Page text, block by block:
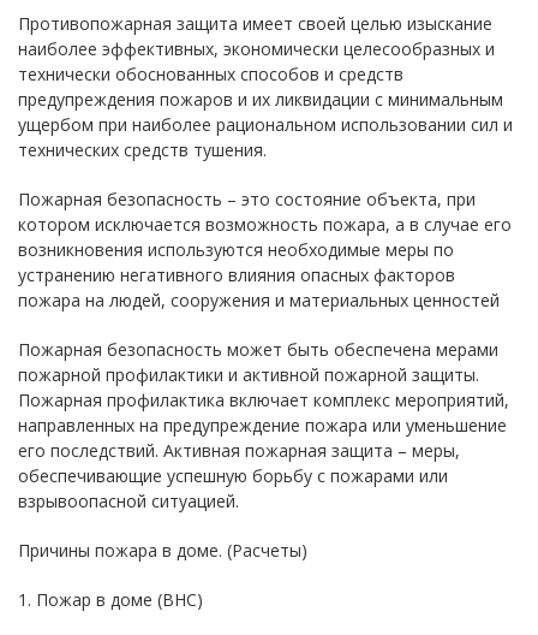
Противопожарная защита имеет своей целью изыскание
наиболее эффективных, экономически целесообразных и
технически обоснованных способов и средств
предупреждения пожаров и их ликвидации с минимальным
ущербом при наиболее рациональном использовании сил и
технических средств тушения.
Пожарная безопасность – это состояние объекта, при
котором исключается возможность пожара, а в случае его
возникновения используются необходимые меры по
устранению негативного влияния опасных факторов
пожара на людей, сооружения и материальных ценностей
Пожарная безопасность может быть обеспечена мерами
пожарной профилактики и активной пожарной защиты.
Пожарная профилактика включает комплекс мероприятий,
направленных на предупреждение пожара или уменьшение
его последствий. Активная пожарная защита – меры,
обеспечивающие успешную борьбу с пожарами или
взрывоопасной ситуацией.
Причины пожара в доме. (Расчеты)
1. Пожар в доме (ВНС)